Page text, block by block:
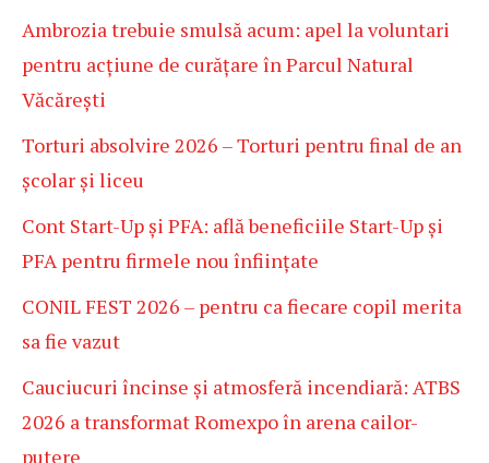
Ambrozia trebuie smulsă acum: apel la voluntari
pentru acțiune de curățare în Parcul Natural
Văcărești
Torturi absolvire 2026 – Torturi pentru final de an
școlar și liceu
Cont Start-Up și PFA: află beneficiile Start-Up și
PFA pentru firmele nou înființate
CONIL FEST 2026 – pentru ca fiecare copil merita
sa fie vazut
Cauciucuri încinse și atmosferă incendiară: ATBS
2026 a transformat Romexpo în arena cailor-
putere